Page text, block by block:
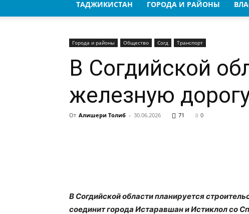
ТАДЖИКИСТАН ГОРОДА И РАЙОНЫ
Города и районы Общество Согд Транспорт
В Согдийской
железную
От Алишери Толиб - 30.06.2026 71 0
В Согдийской области планируется
соединит города Истаравшан и Истиклол со